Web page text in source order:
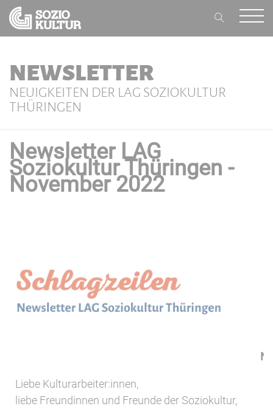
NEWSLETTER
NEUIGKEITEN DER LAG SOZIOKULTUR
THÜRINGEN
Newsletter LAG
Soziokultur Thüringen -
November 2022
Liebe Kulturarbeiter:innen,
liebe Freundinnen und Freunde der Soziokultur,